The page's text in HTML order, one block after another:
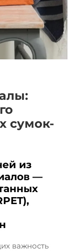
сумок-
из
—
важность